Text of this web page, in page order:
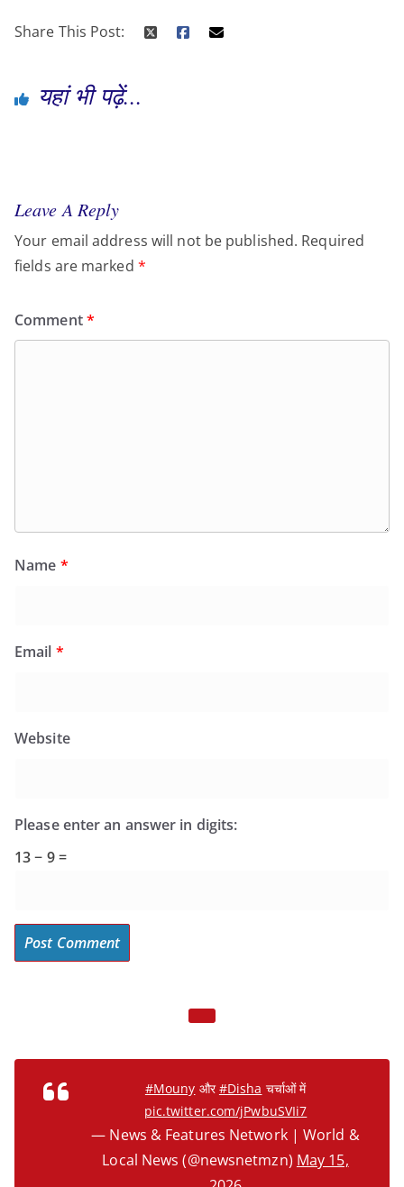
Share This Post:
यहां भी पढ़ें...
Leave A Reply
Your email address will not be published. Required
fields are marked *
Comment*
Name *
Email *
Website
Please enter an answer in digits:
13 − 9 =
#Mouny और#Disha चर्चाओं में
pic.twitter.com/jPwbuSVIi7
— News & Features Network | World &
Local News (@newsnetmzn) May 15,